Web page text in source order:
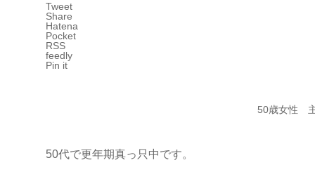
Tweet
Share
Hatena
Pocket
RSS
feedly
Pin it
50歳女性
50代で更年期真っ只中です。